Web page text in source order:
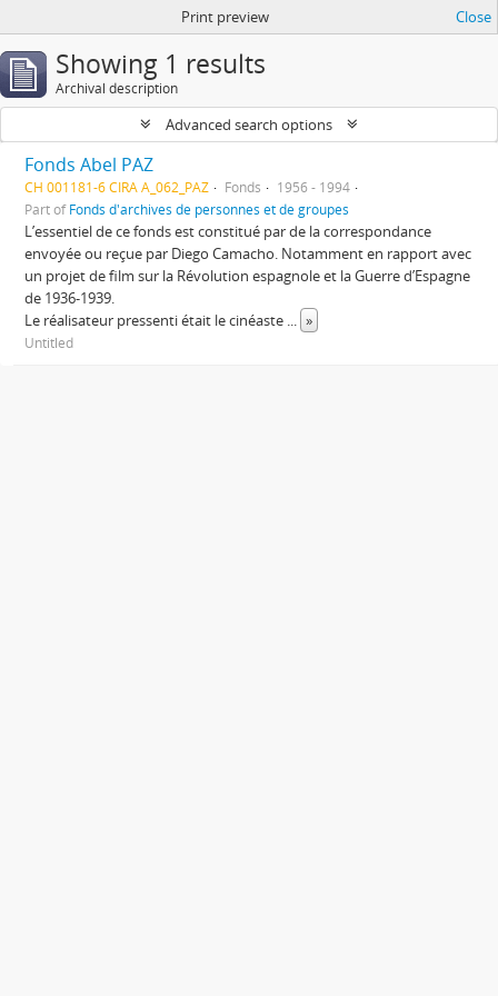
Print preview Close
Showing 1 results
Archival description
Advanced search options
Fonds Abel PAZ
CH 001181-6 CIRA A_062_PAZ Fonds
1956 - 1994
Part ofFonds d'archives de personnes et de groupes
L’essentiel de ce fonds est constitué par de la correspondance
envoyée ou reçue par Diego Camacho. Notamment en rapport avec
un projet de film sur la Révolution espagnole et la Guerre d’Espagne
de 1936-1939.
Le réalisateur pressenti était le cinéaste ... »
Untitled